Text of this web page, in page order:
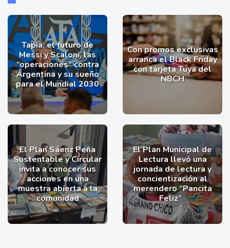
Tapia: el futuro de
Messi y Scaloni, las
“operaciones” contra
Argentina y su sueño
para el Mundial 2030
Con promos exclusivas
arranca el Black Friday
con tarjeta Tuya del
NBCH
El Plan Sáenz Peña
Sustentable y Circular
invita a conocer sus
acciones en una
muestra abierta a la
comunidad
El Plan Municipal de
Lectura llevó una
jornada de lectura y
concientización al
merendero “Pancita
Feliz”